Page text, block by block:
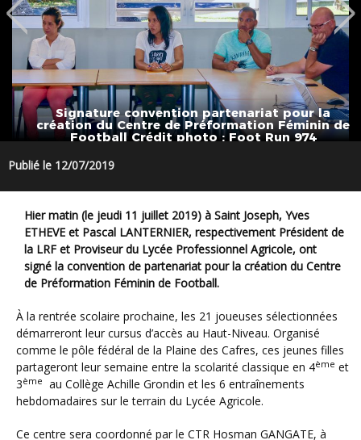
Signature convention partenariat pour la
création du Centre de Préformation Féminin de
Football Crédit photo : Foot Run 974
Publié le 12/07/2019
Hier matin (le jeudi 11 juillet 2019) à Saint Joseph, Yves
ETHEVE et Pascal LANTERNIER, respectivement Président de
la LRF et Proviseur du Lycée Professionnel Agricole, ont
signé la convention de partenariat pour la création du Centre
de Préformation Féminin de Football.
À la rentrée scolaire prochaine, les 21 joueuses sélectionnées
démarreront leur cursus d’accès au Haut-Niveau. Organisé
comme le pôle fédéral de la Plaine des Cafres, ces jeunes filles
partageront leur semaine entre la scolarité classique en 4ème et
3ème au Collège Achille Grondin et les 6 entraînements
hebdomadaires sur le terrain du Lycée Agricole.
Ce centre sera coordonné par le CTR Hosman GANGATE, à